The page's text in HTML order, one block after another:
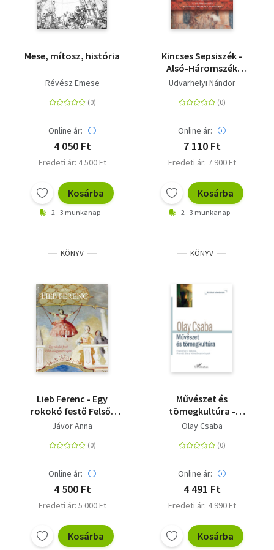
Mese, mítosz, história
Révész Emese
Online ár:
4 050 Ft
Eredeti ár: 4 500 Ft
Kosárba
2 - 3 munkanap
Kincses Sepsiszék -
Alsó-Háromszék
középkori falképes
Udvarhelyi Nándor
Online ár:
7 110 Ft
Eredeti ár: 7 900 Ft
Kosárba
2 - 3 munkanap
KÖNYV
Lieb Ferenc - Egy
rokokó festő Felső-
Magyarországon
Jávor Anna
Online ár:
4 500 Ft
Eredeti ár: 5 000 Ft
Kosárba
KÖNYV
Művészet és
tömegkultúra -
Frankfurti Iskola,
következmények
Olay Csaba
Online ár:
4 491 Ft
Eredeti ár: 4 990 Ft
Kosárba